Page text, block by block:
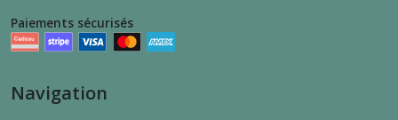
Paiements sécurisés
Navigation